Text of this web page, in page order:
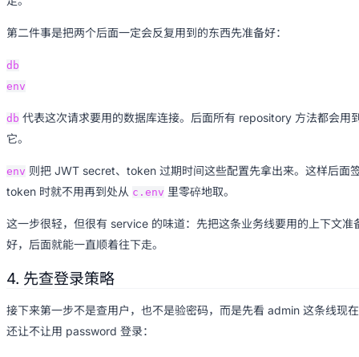
第二件事是把两个后面一定会反复用到的东西先准备好：
db
env
db 代表这次请求要用的数据库连接。后面所有 repository 方法都会用
它。
env 则把 JWT secret、token 过期时间这些配置先拿出来。这样后面
token 时就不用再到处从 c.env 里零碎地取。
这一步很轻，但很有 service 的味道：先把这条业务线要用的上下文准
好，后面就能一直顺着往下走。
4. 先查登录策略
接下来第一步不是查用户，也不是验密码，而是先看 admin 这条线现在
还让不让用 password 登录：